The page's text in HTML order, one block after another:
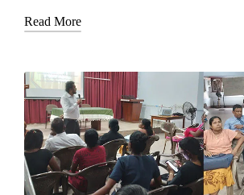
Read More